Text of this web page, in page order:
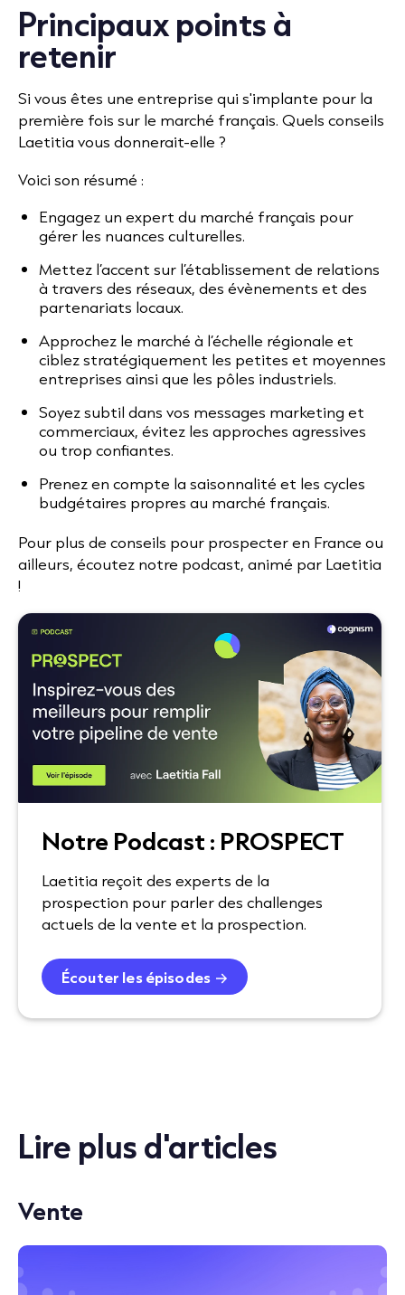
Principaux points à
retenir
Si vous êtes une entreprise qui s'implante pour la
première fois sur le marché français. Quels conseils
Laetitia vous donnerait-elle ?
Voici son résumé :
Engagez un expert du marché français pour
gérer les nuances culturelles.
Mettez l’accent sur l’établissement de relations
à travers des réseaux, des évènements et des
partenariats locaux.
Approchez le marché à l’échelle régionale et
ciblez stratégiquement les petites et moyennes
entreprises ainsi que les pôles industriels.
Soyez subtil dans vos messages marketing et
commerciaux, évitez les approches agressives
ou trop confiantes.
Prenez en compte la saisonnalité et les cycles
budgétaires propres au marché français.
Pour plus de conseils pour prospecter en France ou
ailleurs, écoutez notre podcast, animé par Laetitia
!
Notre Podcast : PROSPECT
Laetitia reçoit des experts de la
prospection pour parler des challenges
actuels de la vente et la prospection.
Écouter les épisodes
Lire plus d'articles
Vente